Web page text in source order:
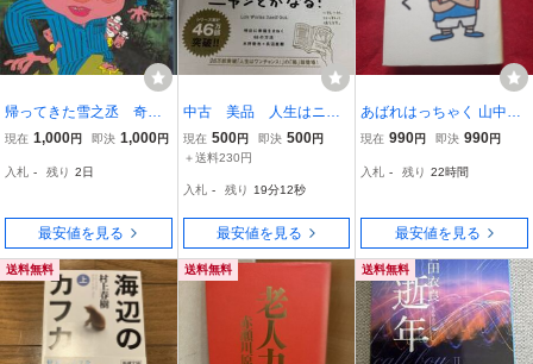
帰ってきた雪之丞 奇絶
怪絶大活劇 （徳間文庫）
現在 1,000円 即決 1,000円
入札 - 残り 2日
最安値を見る
中古 美品 人生はニャ
ンとかなる! ?明日に幸福
をまねく68の方法 猫
現在 500円 即決 500円
＋送料230円
入札 - 残り 19分10秒
最安値を見る
あばれはっちゃく 山中恒
理論社 児童書
現在 990円 即決 990円
入札 - 残り 22時間
最安値を見る
送料無料 送料無料 送料無料